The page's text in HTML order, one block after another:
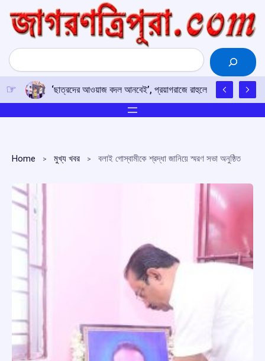
content
Search
‘ছাত্রদের আওয়াজ বদল আনবেই’, প্রয়াগরাজে রাহুলের হুঙ্কার
Home মুখ্য খবর বলাই গোস্বামীকে শ্রদ্ধা জানিয়ে স্মরণ সভা অনুষ্ঠিত